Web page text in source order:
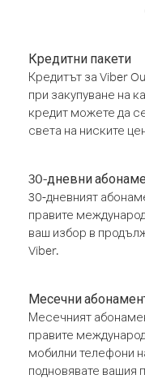
Кредитни пакети
Кредитът за Viber
при закупуване на
кредит можете да
света на ниските
30-дневни
30-дневният
правите
ваш избор в
Viber.
Месечни
Месечният
правите
мобилни телефони
подновявате вашия